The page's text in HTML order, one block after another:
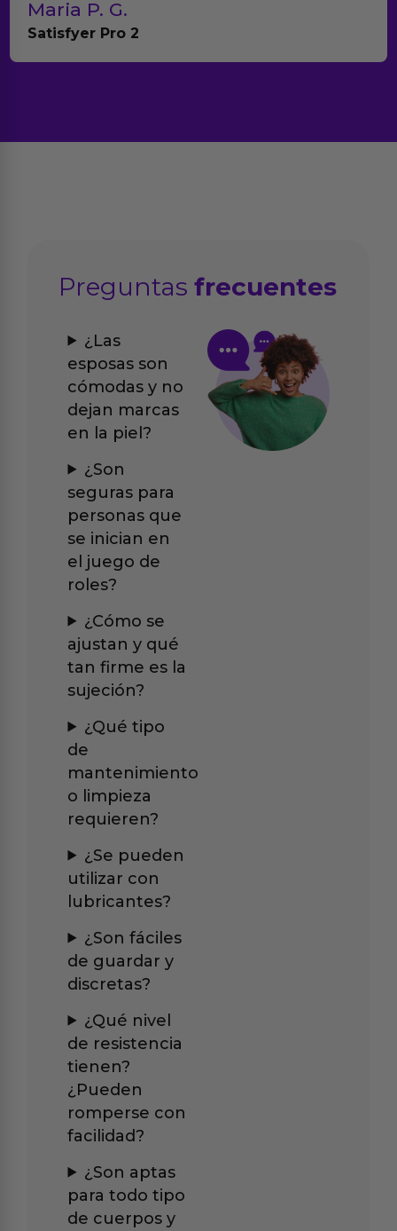
Preguntasfrecuentes
¿Las
esposas son
cómodas y no
dejan marcas
en la piel?
¿Son
seguras para
personas que
se inician en
el juego de
roles?
¿Cómo se
ajustan y qué
tan firme es la
sujeción?
¿Qué tipo
de
mantenimiento
o limpieza
requieren?
¿Se pueden
utilizar con
lubricantes?
¿Son fáciles
de guardar y
discretas?
¿Qué nivel
de resistencia
tienen?
¿Pueden
romperse con
facilidad?
¿Son aptas
para todo tipo
de cuerpos y